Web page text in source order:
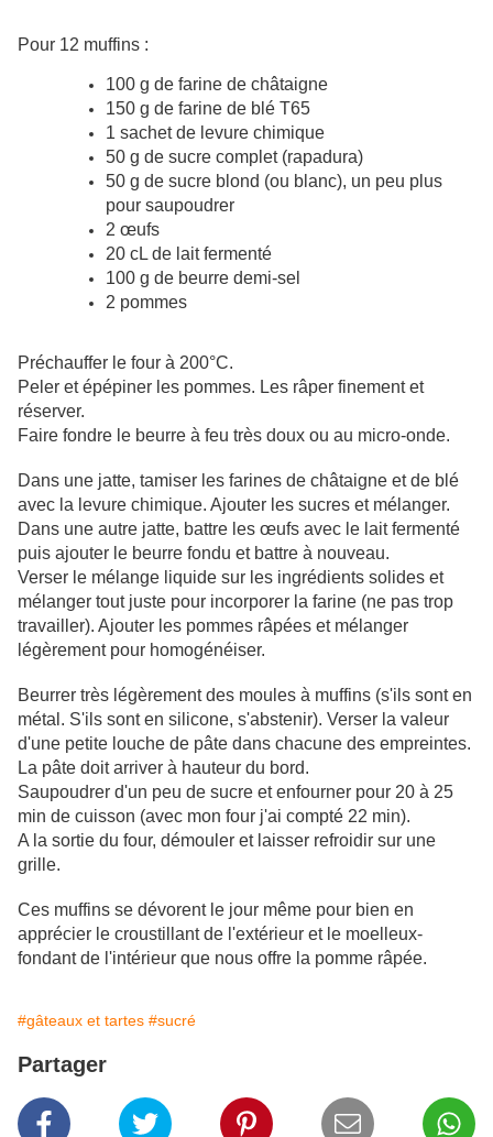
Pour 12 muffins :
100 g de farine de châtaigne
150 g de farine de blé T65
1 sachet de levure chimique
50 g de sucre complet (rapadura)
50 g de sucre blond (ou blanc), un peu plus
pour saupoudrer
2 œufs
20 cL de lait fermenté
100 g de beurre demi-sel
2 pommes
Préchauffer le four à 200°C.
Peler et épépiner les pommes. Les râper finement et
réserver.
Faire fondre le beurre à feu très doux ou au micro-onde.
Dans une jatte, tamiser les farines de châtaigne et de blé
avec la levure chimique. Ajouter les sucres et mélanger.
Dans une autre jatte, battre les œufs avec le lait fermenté
puis ajouter le beurre fondu et battre à nouveau.
Verser le mélange liquide sur les ingrédients solides et
mélanger tout juste pour incorporer la farine (ne pas trop
travailler). Ajouter les pommes râpées et mélanger
légèrement pour homogénéiser.
Beurrer très légèrement des moules à muffins (s'ils sont en
métal. S'ils sont en silicone, s'abstenir). Verser la valeur
d'une petite louche de pâte dans chacune des empreintes.
La pâte doit arriver à hauteur du bord.
Saupoudrer d'un peu de sucre et enfourner pour 20 à 25
min de cuisson (avec mon four j'ai compté 22 min).
A la sortie du four, démouler et laisser refroidir sur une
grille.
Ces muffins se dévorent le jour même pour bien en
apprécier le croustillant de l'extérieur et le moelleux-
fondant de l'intérieur que nous offre la pomme râpée.
#gâteaux et tartes #sucré
Partager